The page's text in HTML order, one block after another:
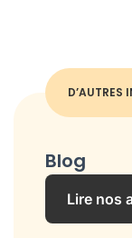
Blog
Lire nos